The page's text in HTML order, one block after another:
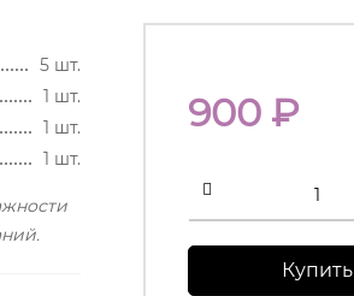
5 шт.
1 шт.
1 шт.
1 шт.
900₽
Купить